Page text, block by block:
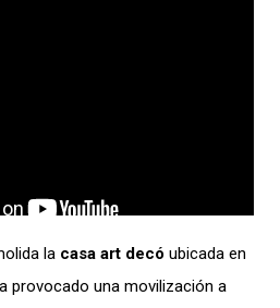
la casa art decó ubicada en
provocado una movilización a